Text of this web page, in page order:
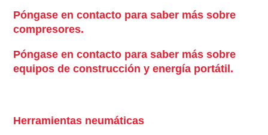
Póngase en contacto para saber más sobre
compresores.
Póngase en contacto para saber más sobre
equipos de construcción y energía portátil.
Herramientas neumáticas